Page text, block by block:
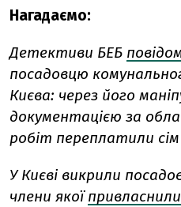
Нагадаємо:
Детективи БЕБ
посадовцю
Києва: через його
документацією за
робіт переплатили сім
У Києві викрили
члени якої